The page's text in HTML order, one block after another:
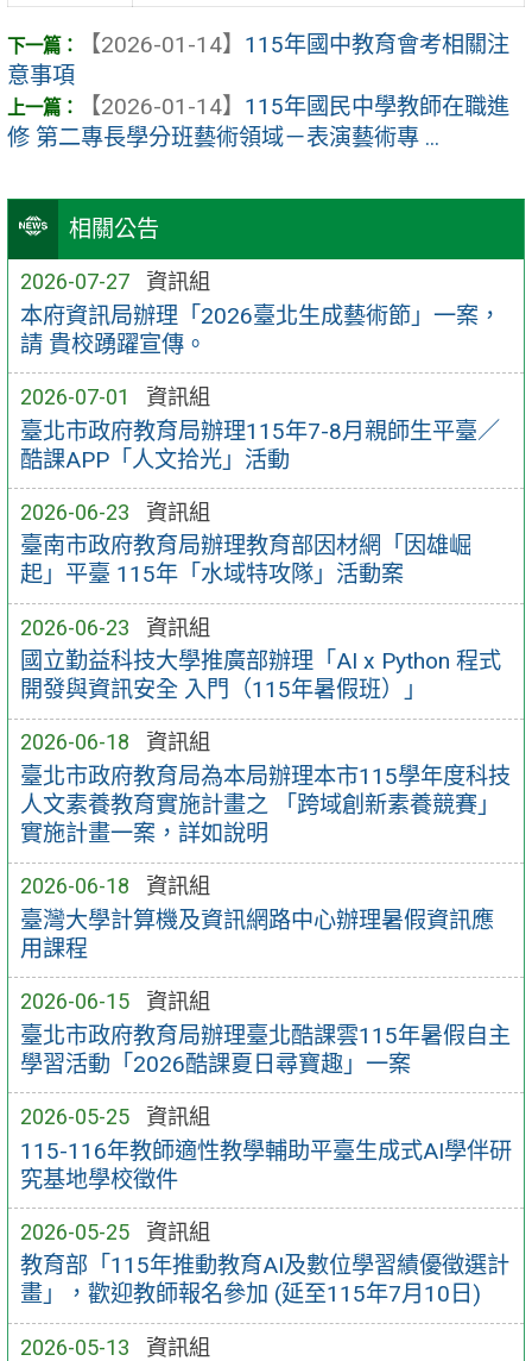
相關公告
2026-07-27 資訊組
本府資訊局辦理「2026臺北生成藝術節」一案，
請 貴校踴躍宣傳。
2026-07-01 資訊組
臺北市政府教育局辦理115年7-8月親師生平臺／
酷課APP「人文拾光」活動
2026-06-23 資訊組
臺南市政府教育局辦理教育部因材網「因雄崛
起」平臺 115年「水域特攻隊」活動案
2026-06-23 資訊組
國立勤益科技大學推廣部辦理「AI x Python 程式
開發與資訊安全 入門（115年暑假班）」
2026-06-18 資訊組
臺北市政府教育局為本局辦理本市115學年度科技
人文素養教育實施計畫之 「跨域創新素養競賽」
實施計畫一案，詳如說明
2026-06-18 資訊組
臺灣大學計算機及資訊網路中心辦理暑假資訊應
用課程
2026-06-15 資訊組
臺北市政府教育局辦理臺北酷課雲115年暑假自主
學習活動「2026酷課夏日尋寶趣」一案
2026-05-25 資訊組
115-116年教師適性教學輔助平臺生成式AI學伴研
究基地學校徵件
2026-05-25 資訊組
教育部「115年推動教育AI及數位學習績優徵選計
畫」，歡迎教師報名參加 (延至115年7月10日)
2026-05-13 資訊組
【2026-01-14】 115年國中教育會考相關注
意事項
【2026-01-14】 115年國民中學教師在職進
修 第二專長學分班藝術領域－表演藝術專 ...